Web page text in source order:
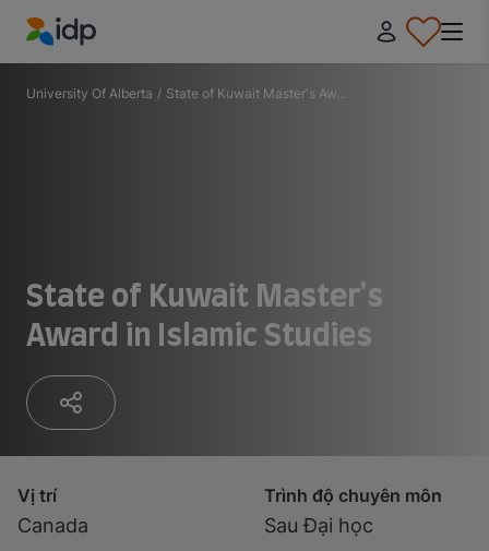
IDP Education
University Of Alberta / State of Kuwait Master's Aw...
State of Kuwait Master's
Award in Islamic Studies
Vị trí
Canada
Trình độ chuyên môn
Sau Đại học